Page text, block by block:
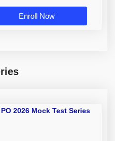
Enroll Now
PO 2026 Mock Test Series